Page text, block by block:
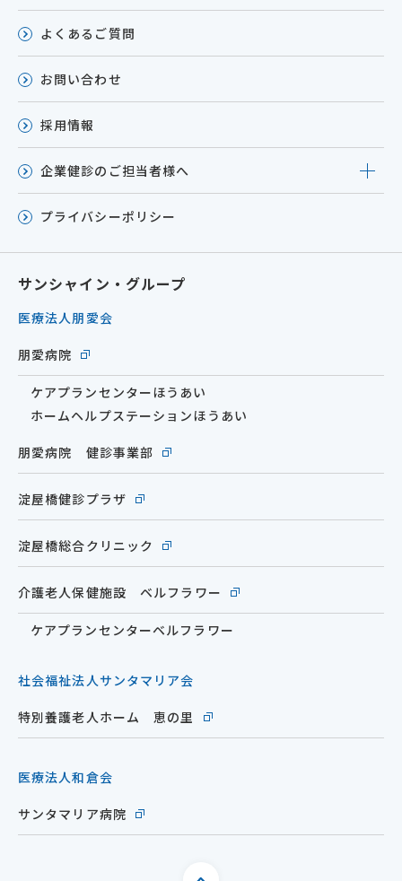
よくあるご質問
お問い合わせ
採用情報
企業健診のご担当者様へ
プライバシーポリシー
サンシャイン・グループ
医療法人朋愛会
朋愛病院
ケアプランセンターほうあい
ホームヘルプステーションほうあい
朋愛病院 健診事業部
淀屋橋健診プラザ
淀屋橋総合クリニック
介護老人保健施設 ベルフラワー
ケアプランセンターベルフラワー
社会福祉法人サンタマリア会
特別養護老人ホーム 恵の里
医療法人和倉会
サンタマリア病院